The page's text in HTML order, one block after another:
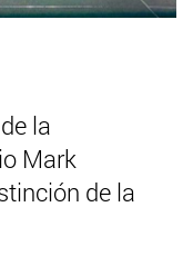
la
Mark
de la